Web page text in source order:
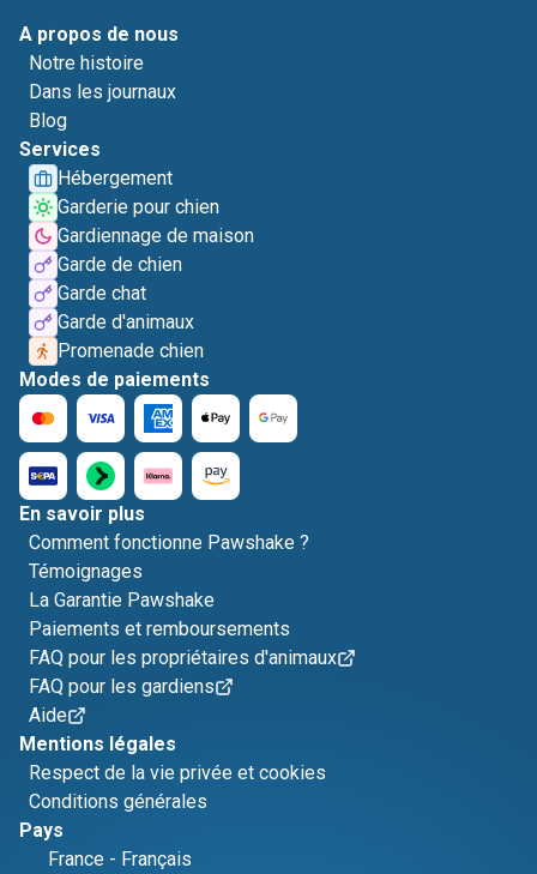
A propos de nous
Notre histoire
Dans les journaux
Blog
Services
Hébergement
Garderie pour chien
Gardiennage de maison
Garde de chien
Garde chat
Garde d'animaux
Promenade chien
Modes de paiements
En savoir plus
Comment fonctionne Pawshake ?
Témoignages
La Garantie Pawshake
Paiements et remboursements
FAQ pour les propriétaires d'animaux
FAQ pour les gardiens
Aide
Mentions légales
Respect de la vie privée et cookies
Conditions générales
Pays
France - Français